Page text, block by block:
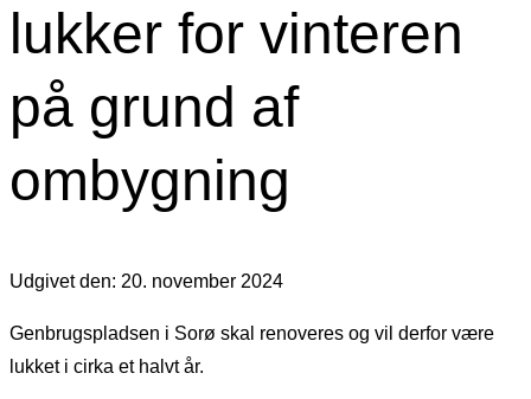
lukker for vinteren
på grund af
ombygning
Udgivet den: 20. november 2024
Genbrugspladsen i Sorø skal renoveres og vil derfor være
lukket i cirka et halvt år.